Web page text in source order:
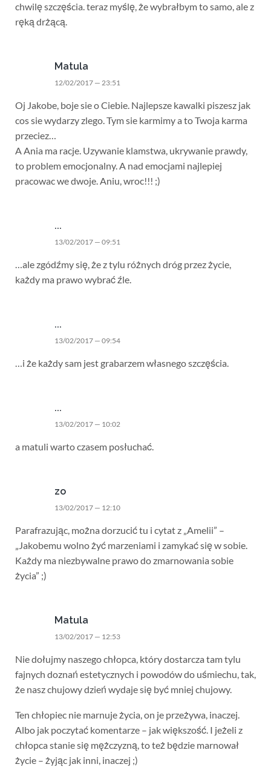
chwilę szczęścia. teraz myślę, że wybrałbym to samo, ale z
ręką drżącą.
Matula
12/02/2017 — 23:51
Oj Jakobe, boje sie o Ciebie. Najlepsze kawalki piszesz jak
cos sie wydarzy zlego. Tym sie karmimy a to Twoja karma
przeciez…
A Ania ma racje. Uzywanie klamstwa, ukrywanie prawdy,
to problem emocjonalny. A nad emocjami najlepiej
pracowac we dwoje. Aniu, wroc!!! ;)
...
13/02/2017 — 09:51
…ale zgódźmy się, że z tylu różnych dróg przez życie,
każdy ma prawo wybrać źle.
...
13/02/2017 — 09:54
…i że każdy sam jest grabarzem własnego szczęścia.
...
13/02/2017 — 10:02
a matuli warto czasem posłuchać.
zo
13/02/2017 — 12:10
Parafrazując, można dorzucić tu i cytat z „Amelii” –
„Jakobemu wolno żyć marzeniami i zamykać się w sobie.
Każdy ma niezbywalne prawo do zmarnowania sobie
życia” ;)
Matula
13/02/2017 — 12:53
Nie dołujmy naszego chłopca, który dostarcza tam tylu
fajnych doznań estetycznych i powodów do uśmiechu, tak,
że nasz chujowy dzień wydaje się być mniej chujowy.
Ten chłopiec nie marnuje życia, on je przeżywa, inaczej.
Albo jak poczytać komentarze – jak większość. I jeżeli z
chłopca stanie się mężczyzną, to też będzie marnował
życie – żyjąc jak inni, inaczej ;)